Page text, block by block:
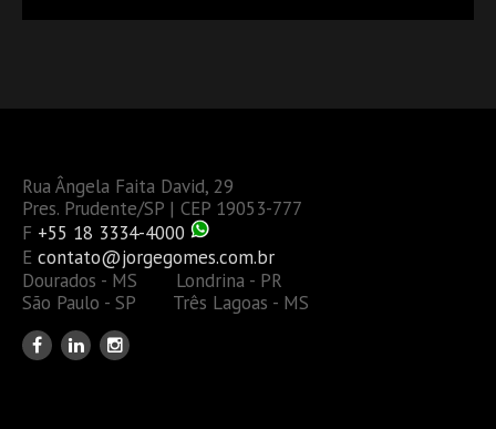
Rua Ângela Faita David, 29
Pres. Prudente/SP | CEP 19053-777
F +55 18 3334-4000
E contato@jorgegomes.com.br
Dourados - MS Londrina - PR
São Paulo - SP Três Lagoas - MS